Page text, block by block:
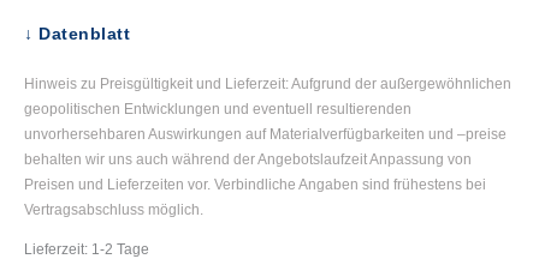
↓ Datenblatt
Hinweis zu Preisgültigkeit und Lieferzeit: Aufgrund der außergewöhnlichen
geopolitischen Entwicklungen und eventuell resultierenden
unvorhersehbaren Auswirkungen auf Materialverfügbarkeiten und –preise
behalten wir uns auch während der Angebotslaufzeit Anpassung von
Preisen und Lieferzeiten vor. Verbindliche Angaben sind frühestens bei
Vertragsabschluss möglich.
Lieferzeit: 1-2 Tage